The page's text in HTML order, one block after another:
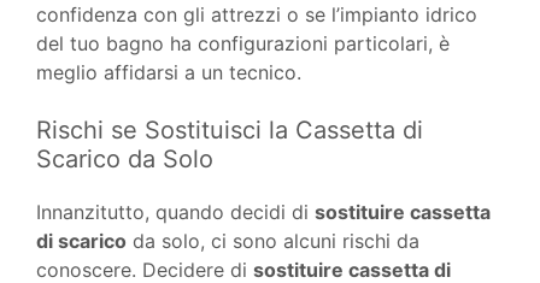
confidenza con gli attrezzi o se l’impianto idrico
del tuo bagno ha configurazioni particolari, è
meglio affidarsi a un tecnico.
Rischi se Sostituisci la Cassetta di
Scarico da Solo
Innanzitutto, quando decidi di sostituire cassetta
di scarico da solo, ci sono alcuni rischi da
conoscere. Decidere di sostituire cassetta di